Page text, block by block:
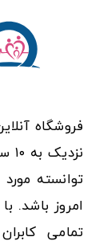
فروشگاه
امروز باشد.
تمامی